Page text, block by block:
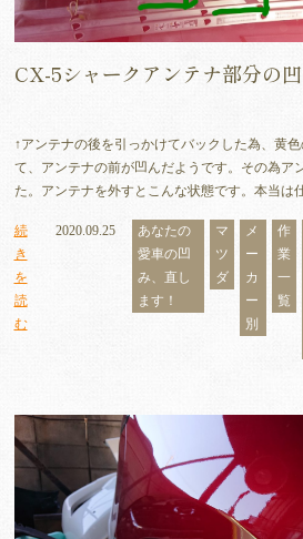
CX-5シャークアンテナ部分の
↑アンテナの後を引っかけてバックした為、黄
て、アンテナの前が凹んだようです。その為ア
た。アンテナを外すとこんな状態です。本当は
続
き
を
読
む
2020.09.25
あなたの
愛車の凹
み、直し
ます！
マ
ツ
ダ
メ
ー
カ
ー
別
作
業
一
覧